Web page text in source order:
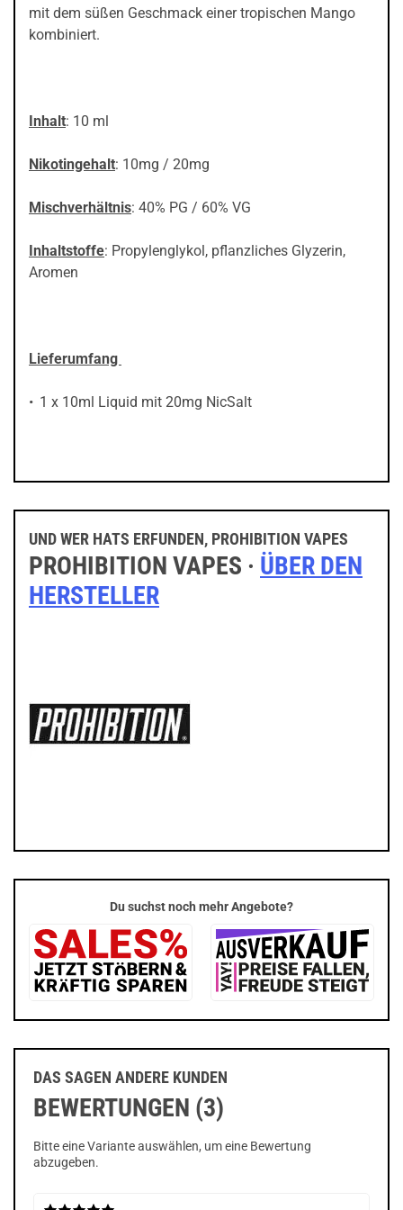
mit dem süßen Geschmack einer tropischen Mango
kombiniert.
Inhalt: 10 ml
Nikotingehalt: 10mg / 20mg
Mischverhältnis: 40% PG / 60% VG
Inhaltstoffe: Propylenglykol, pflanzliches Glyzerin,
Aromen
Lieferumfang
1 x 10ml Liquid mit 20mg NicSalt
UND WER HATS ERFUNDEN, PROHIBITION VAPES
PROHIBITION VAPES · ÜBER DEN
HERSTELLER
Du suchst noch mehr Angebote?
DAS SAGEN ANDERE KUNDEN
BEWERTUNGEN (3)
Bitte eine Variante auswählen, um eine Bewertung
abzugeben.